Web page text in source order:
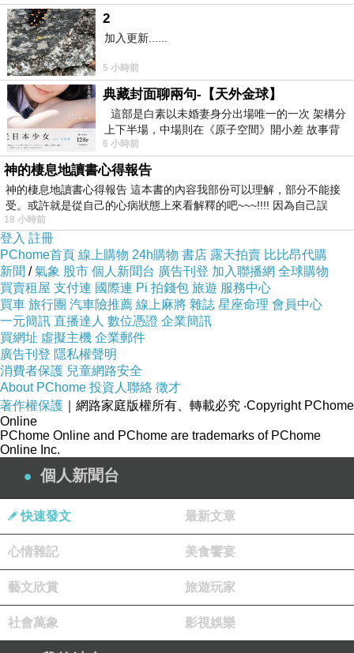
當外界被風雨給蒙蔽
它依然溫暖如昔
上一篇：詠
2
加入更新......
5 小時前
典藏封面聊兩句-【天外金球】
這部是白素以未婚妻身分出場唯一的一次 架構分
上下半場，中場則在《原子空間》開小差 故事背
景影射西藏境外流亡 地下組織
6 小時前
神的棲息地讀書心得報告
神的棲息地讀書心得報告 這本書的內容我部份可以理解，部分不能接
受。或許就是從自己的心病狀態上來看解釋的吧~~~!!!! 因為自己誤
18 小時前
登入 註冊
PChome首頁 線上購物 24h購物 書店 露天拍賣 比比昂代購
新聞 /氣象 股市 個人新聞台 廣告刊登 加入聯播網 全球購物
買賣租屋 支付連 國際連 Pi 拍錢包 旅遊 服務中心
買車 旅行團 汽車險推薦 線上麻將 雜誌 星座命理 會員中心
一元簡訊 直播達人 數位憑證 企業簡訊
買網址 虛擬主機 企業郵件
廣告刊登 隱私權聲明
消費者保護 兒童網路安全
About PChome 投資人聯絡 徵才
著作權保護 ｜網路家庭版權所有、轉載必究 ‧Copyright PChome
Online
PChome Online and PChome are trademarks of PChome
Online Inc.
個人新聞台
快速發文 最新文章
心情雜記 美食饗宴
藝文欣賞 旅遊玩家
社會萬象 影視娛樂